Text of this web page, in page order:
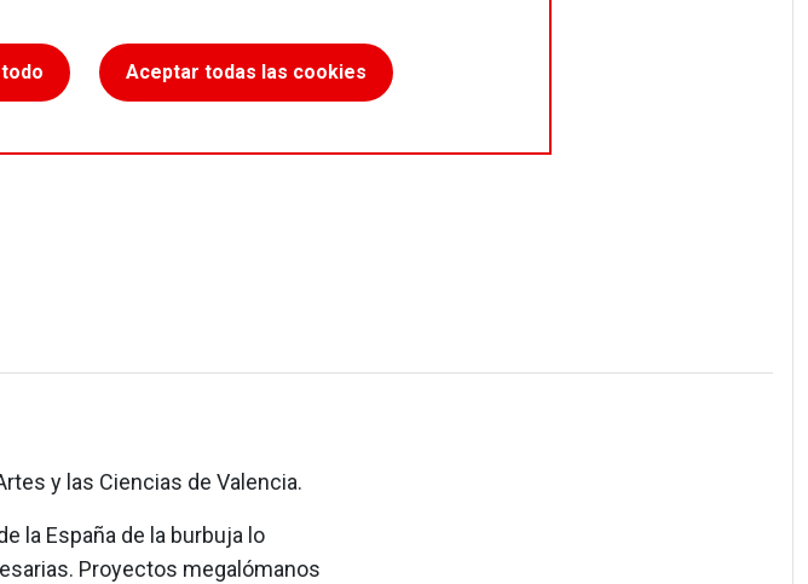
Aceptar todas las cookies
y las Ciencias de Valencia.
la España de la burbuja lo
Proyectos megalómanos